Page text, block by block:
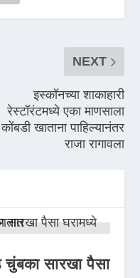
NEXT
इस्कॉनच्या शाकाहारी
रेस्टॉरंटमध्ये एका माणसाला
कोंबडी खाताना पाहिल्यानंतर
राजा रागावला
सारखा पैसा